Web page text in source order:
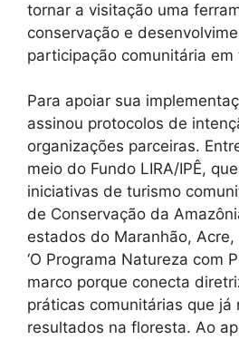
tornar a visitação uma
conservação e
participação comunitária
Para apoiar sua
assinou protocolos de
organizações parceiras.
meio do Fundo LIRA/IPÊ,
iniciativas de turismo
de Conservação da
estados do Maranhão, Acre,
‘O Programa Natureza com
marco porque conecta
práticas comunitárias que já
resultados na floresta. Ao